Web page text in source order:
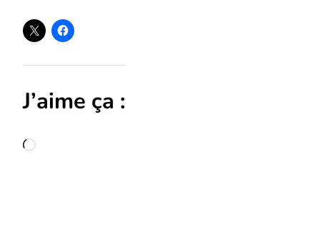
J’aime ça :
Chargement…